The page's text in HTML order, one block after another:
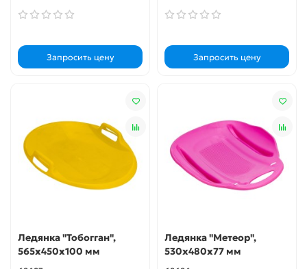
Запросить цену Запросить цену
Ледянка "Тобогган",
565х450х100 мм
Ледянка "Метеор",
530х480х77 мм